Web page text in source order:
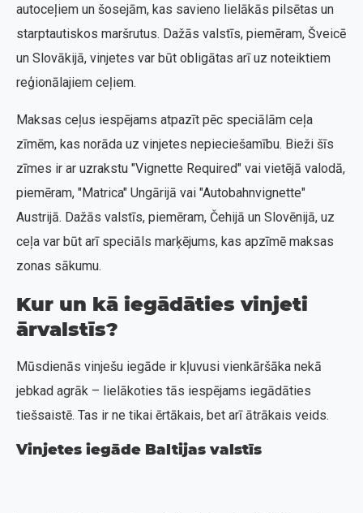
autoceļiem un šosejām, kas savieno lielākās pilsētas un
starptautiskos maršrutus. Dažās valstīs, piemēram, Šveicē
un Slovākijā, vinjetes var būt obligātas arī uz noteiktiem
reģionālajiem ceļiem.
Maksas ceļus iespējams atpazīt pēc speciālām ceļa
zīmēm, kas norāda uz vinjetes nepieciešamību. Bieži šīs
zīmes ir ar uzrakstu "Vignette Required" vai vietējā valodā,
piemēram, "Matrica" Ungārijā vai "Autobahnvignette"
Austrijā. Dažās valstīs, piemēram, Čehijā un Slovēnijā, uz
ceļa var būt arī speciāls marķējums, kas apzīmē maksas
zonas sākumu.
Kur un kā iegādāties vinjeti
ārvalstīs?
Mūsdienās vinješu iegāde ir kļuvusi vienkāršāka nekā
jebkad agrāk – lielākoties tās iespējams iegādāties
tiešsaistē. Tas ir ne tikai ērtākais, bet arī ātrākais veids.
Vinjetes iegāde Baltijas valstīs